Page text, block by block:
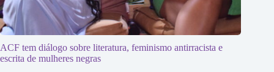
ACF tem diálogo sobre literatura, feminismo antirracista e
escrita de mulheres negras